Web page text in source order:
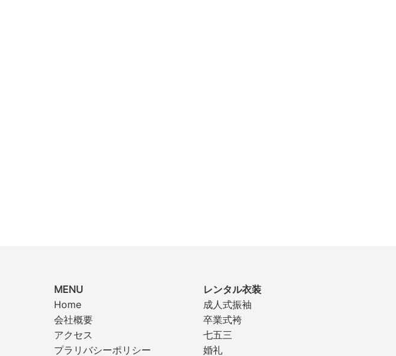
MENU
Home
会社概要
アクセス
プラリバシーポリシー
レンタル衣装
成人式振袖
卒業式袴
七五三
婚礼